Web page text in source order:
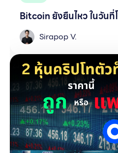
Bitcoin ยังยืนไหว ในวันที่
Sirapop V.